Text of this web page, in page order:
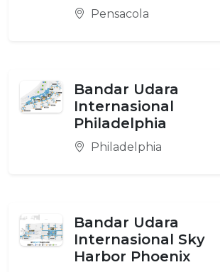
Pensacola
Bandar Udara
Internasional
Philadelphia
Philadelphia
Bandar Udara
Internasional Sky
Harbor Phoenix